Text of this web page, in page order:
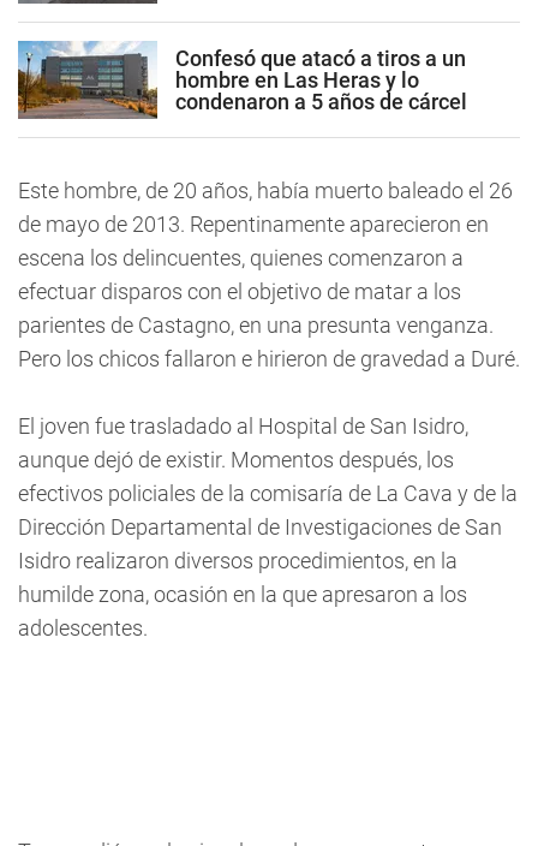
Confesó que atacó a tiros a un
hombre en Las Heras y lo
condenaron a 5 años de cárcel
Este hombre, de 20 años, había muerto baleado el 26
de mayo de 2013. Repentinamente aparecieron en
escena los delincuentes, quienes comenzaron a
efectuar disparos con el objetivo de matar a los
parientes de Castagno, en una presunta venganza.
Pero los chicos fallaron e hirieron de gravedad a Duré.
El joven fue trasladado al Hospital de San Isidro,
aunque dejó de existir. Momentos después, los
efectivos policiales de la comisaría de La Cava y de la
Dirección Departamental de Investigaciones de San
Isidro realizaron diversos procedimientos, en la
humilde zona, ocasión en la que apresaron a los
adolescentes.